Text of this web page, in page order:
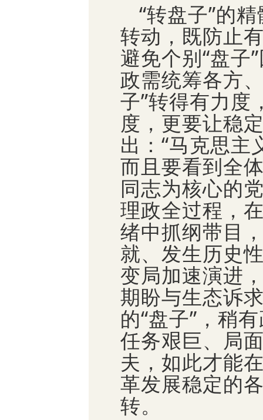
“转盘子”的
转动，既防止
避免个别“盘子
政需统筹各方
子”转得有力度
度，更要让稳
出：“马克思主
而且要看到全
同志为核心的
理政全过程，
绪中抓纲带目
就、发生历史
变局加速演进
期盼与生态诉
的“盘子”，稍
任务艰巨、局
夫，如此才能
革发展稳定的
转。